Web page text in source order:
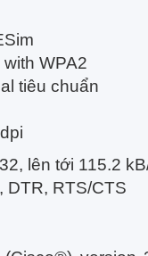
WPA2
tiêu chuẩn
lên tới 115.2
DTR, RTS/CTS